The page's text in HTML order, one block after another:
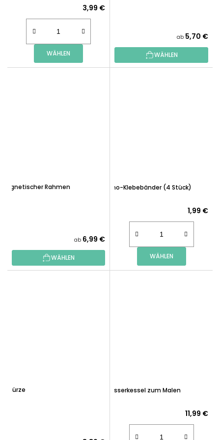
3,99 €
WÄHLEN
ab 5,70 €
WÄHLEN
Magnetischer Rahmen
ab 6,99 €
WÄHLEN
Nano-Klebebänder (4 Stück)
1,99 €
WÄHLEN
Schürze Wasserkessel zum Malen
11,99 €